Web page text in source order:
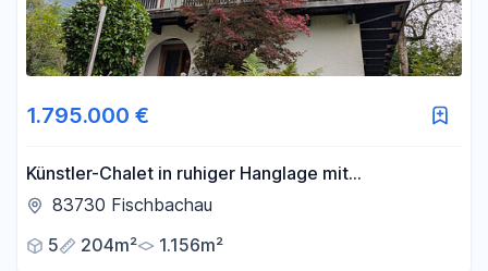
1.795.000 €
Künstler-Chalet in ruhiger Hanglage mit
Restbaupotenzial
83730 Fischbachau
5
204m² 1.156m²